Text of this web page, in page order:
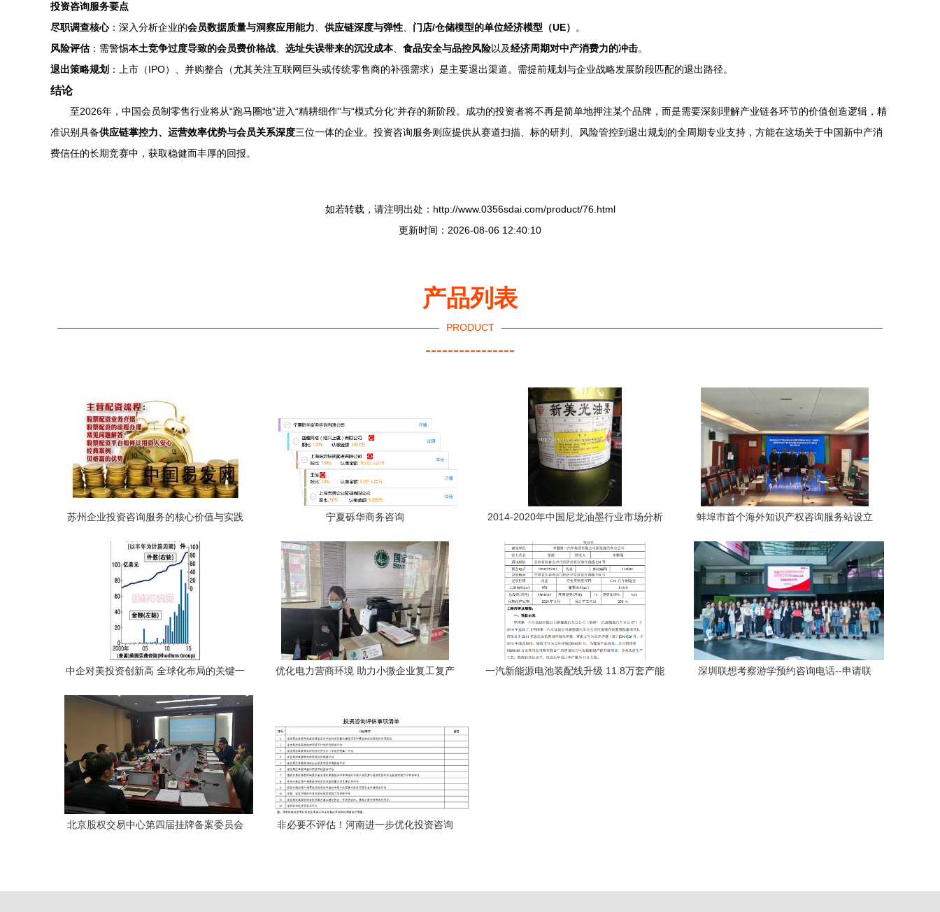
投资咨询服务要点
尽职调查核心：深入分析企业的会员数据质量与洞察应用能力 供应链深度与弹性 门店/仓储模型的单位经济模型（UE）
。
风险评估：需警惕本土竞争过度导致的会员费价格战 选址失误带来的沉没成本、 食品安全与品控风险以及经济周期对中产消费力的冲击。
退出策略规划 ：上市（IPO）、并购整合（尤其关注互联网巨头或传统零售商的补强需求）是主要退出渠道。需提前规划与企业战略发展阶段匹配的退出路径。
结论
至2026年，中国会员制零售行业将从“跑马圈地”进入“精耕细作”与“模式分化”并存的新阶段。成功的投资者将不再是简单地押注某个品牌，而是需要深刻理解产业链各环节的价值创造逻辑，精
准识别具备供应链掌控力、运营效率优势与会员关系深度三位一体的企业。投资咨询服务则应提供从赛道扫描、标的研判、风险管控到退出规划的全周期专业支持，方能在这场关于中国新中产消
费信任的长期竞赛中，获取稳健而丰厚的回报。
如若转载，请注明出处：http://www.0356sdai.com/product/76.html
更新时间：2026-08-06 12:40:10
产品列表
PRODUCT
----------------
苏州企业投资咨询服务的核心价值与实践
宁夏砾华商务咨询
2014-2020年中国尼龙油墨行业市场分析
资建议
蚌埠市首个海外知识产权咨询服务站设立
中企对美投资创新高 全球化布局的关键一
优化电力营商环境 助力小微企业复工复产
一汽新能源电池装配线升级 11.8万套产能
深圳联想考察游学预约咨询电话--申请联
北京股权交易中心第四届挂牌备案委员会
非必要不评估！河南进一步优化投资咨询